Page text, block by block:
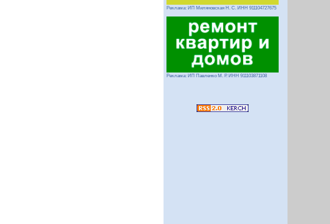
Реклама: ИП Миляновская Н. С. ИНН 911104727675
Реклама: ИП Павленко М. Р. ИНН 911103871108